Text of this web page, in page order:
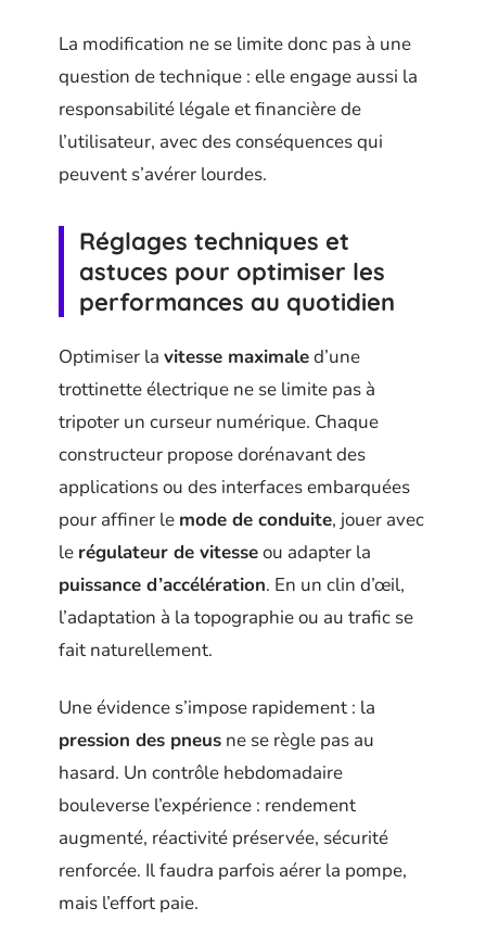
La modification ne se limite donc pas à une
question de technique : elle engage aussi la
responsabilité légale et financière de
l’utilisateur, avec des conséquences qui
peuvent s’avérer lourdes.
Réglages techniques et
astuces pour optimiser les
performances au quotidien
Optimiser la vitesse maximaled’une
trottinette électrique ne se limite pas à
tripoter un curseur numérique. Chaque
constructeur propose dorénavant des
applications ou des interfaces embarquées
pour affiner le mode de conduite, jouer avec
le régulateur de vitesseou adapter la
puissance d’accélération. En un clin d’œil,
l’adaptation à la topographie ou au trafic se
fait naturellement.
Une évidence s’impose rapidement : la
pression des pneus ne se règle pas au
hasard. Un contrôle hebdomadaire
bouleverse l’expérience : rendement
augmenté, réactivité préservée, sécurité
renforcée. Il faudra parfois aérer la pompe,
mais l’effort paie.